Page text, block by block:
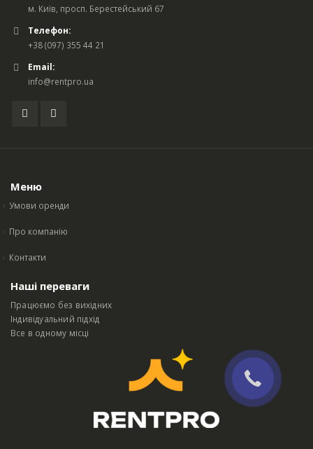
м. Київ, просп. Берестейський 67
Телефон:
+38 (097) 355 44 21
Email:
info@rentpro.ua
Меню
Умови оренди
Про компанію
Контакти
Наші переваги
Працюємо без вихідних
Індивідуальний підхід
Все в одному місці